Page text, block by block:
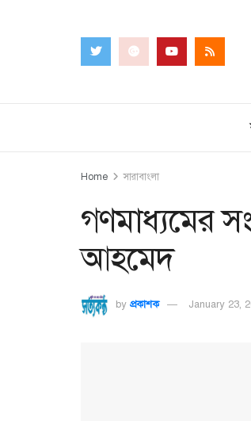
Home সারাবাংলা
গণমাধ্যমের
আহমেদ
by প্রকাশক January 23,